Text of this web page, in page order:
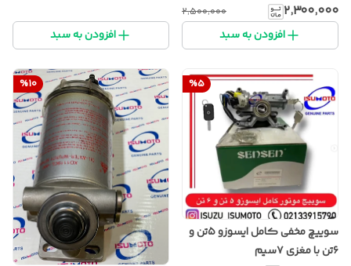
۲٬۳۰۰٬۰۰۰ ۲٬۵۰۰٬۰۰۰
افزودن به سبد افزودن به سبد
%5
سوییچ مخفی کامل ایسوزو ۵تن و
۶تن با مغزی ۷سیم
%10